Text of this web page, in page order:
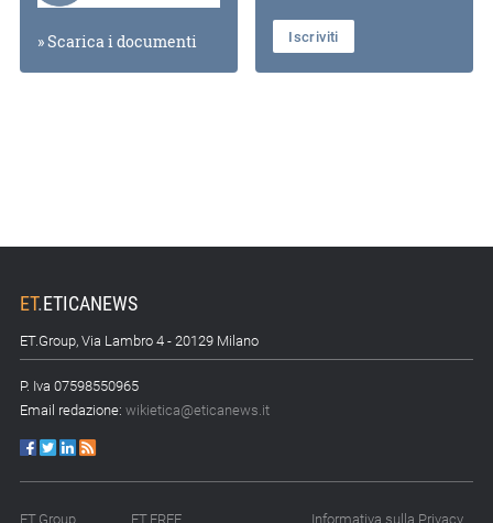
» Scarica i documenti Iscriviti
ET.ETICANEWS
ET.Group, Via Lambro 4 - 20129 Milano
P. Iva 07598550965
Email redazione: wikietica@eticanews.it